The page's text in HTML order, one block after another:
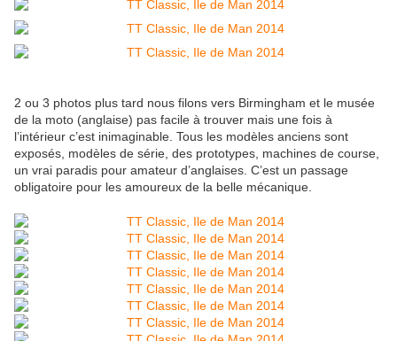
2 ou 3 photos plus tard nous filons vers Birmingham et le musée
de la moto (anglaise) pas facile à trouver mais une fois à
l’intérieur c’est inimaginable. Tous les modèles anciens sont
exposés, modèles de série, des prototypes, machines de course,
un vrai paradis pour amateur d’anglaises. C’est un passage
obligatoire pour les amoureux de la belle mécanique.